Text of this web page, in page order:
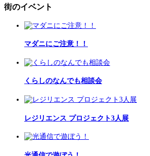
街のイベント
マダニにご注意！！
くらしのなんでも相談会
レジリエンス プロジェクト3人展